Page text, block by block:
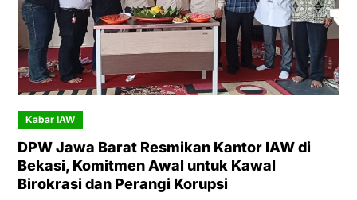
Kabar IAW
DPW Jawa Barat Resmikan Kantor IAW di
Bekasi, Komitmen Awal untuk Kawal
Birokrasi dan Perangi Korupsi